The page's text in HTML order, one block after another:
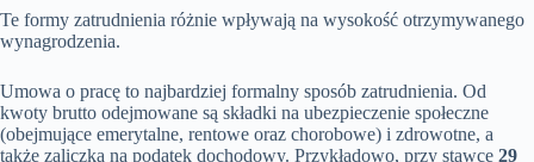
Te formy zatrudnienia różnie wpływają na wysokość otrzymywanego
wynagrodzenia.
Umowa o pracę to najbardziej formalny sposób zatrudnienia. Od
kwoty brutto odejmowane są składki na ubezpieczenie społeczne
(obejmujące emerytalne, rentowe oraz chorobowe) i zdrowotne, a
także zaliczka na podatek dochodowy. Przykładowo, przy stawce 29